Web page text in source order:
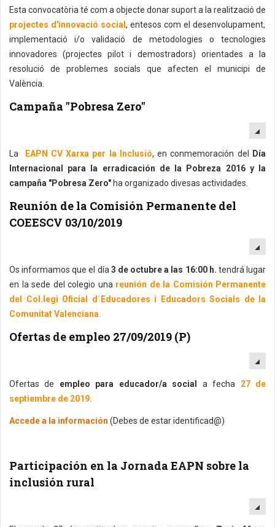
Esta convocatòria té com a objecte donar suport a la realització de
projectes d'innovació social , entesos com el desenvolupament,
implementació i/o validació de metodologies o tecnologies
innovadores (projectes pilot i demostradors) orientades a la
resolució de problemes socials que afecten el municipi de
València.
Campaña "Pobresa Zero"
La EAPN CV Xarxa per la Inclusió, en conmemoración del
Día
Internacional para la erradicación de la Pobreza 2016 y la
campaña "Pobresa Zero" ha organizado divesas actividades.
Reunión de la Comisión Permanente del
COEESCV 03/10/2019
Os informamos que el día 3 de octubre a las 16:00 h. tendrá lugar
en la sede del colegio una reunión de la Comisión Permanente
del Col.legi Oficial d´Educadores i Educadors Socials de la
Comunitat Valenciana.
Ofertas de empleo 27/09/2019 (P)
Ofertas de empleo para educador/a social a fecha 27 de
septiembre de 2019.
Accede a la información (Debes de estar identificad@)
Participación en la Jornada EAPN sobre la
inclusión rural